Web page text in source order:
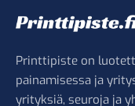
Printtipiste on
painamisessa ja
yrityksiä, seuroja ja